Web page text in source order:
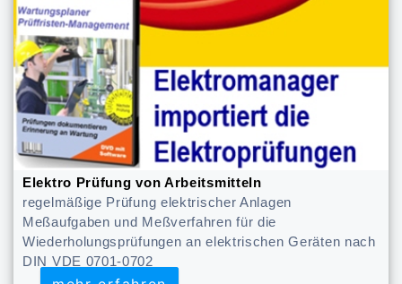
Elektro Prüfung von Arbeitsmitteln
regelmäßige Prüfung elektrischer Anlagen
Meßaufgaben und Meßverfahren für die
Wiederholungsprüfungen an elektrischen Geräten nach
DIN VDE 0701-0702